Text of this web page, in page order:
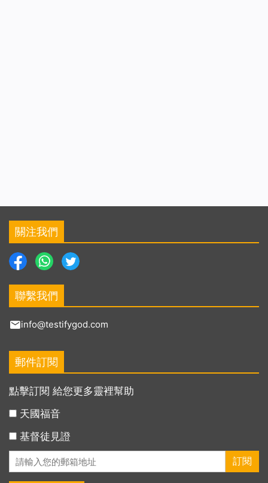
關注我們
聯繫我們
info@testifygod.com
郵件訂閱
點擊訂閱 給您更多靈裡幫助
天國福音
基督徒見證